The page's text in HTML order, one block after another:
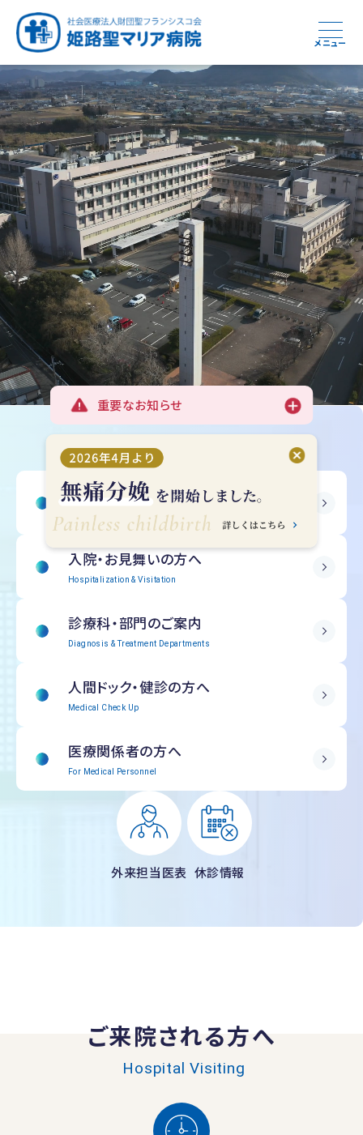
メニュー
健康と安心をあなたに
つなぎ続ける地域医療
周産期から終末期まで
地域を支える医療
急性期から回復期へと
つなぐ医療
学び・育てる医療
重要なお知らせ
受診される方へ
Outpatient Information
入院・お見舞いの方へ
Hospitalization & Visitation
診療科・部門のご案内
Diagnosis & Treatment Departments
人間ドック・健診の方へ
Medical Check Up
医療関係者の方へ
For Medical Personnel
外来担当医表 休診情報
ご来院される方へ
Hospital Visiting